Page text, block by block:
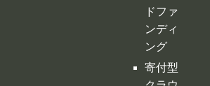
ンディ
ング
ふるさ
と納税
型クラ